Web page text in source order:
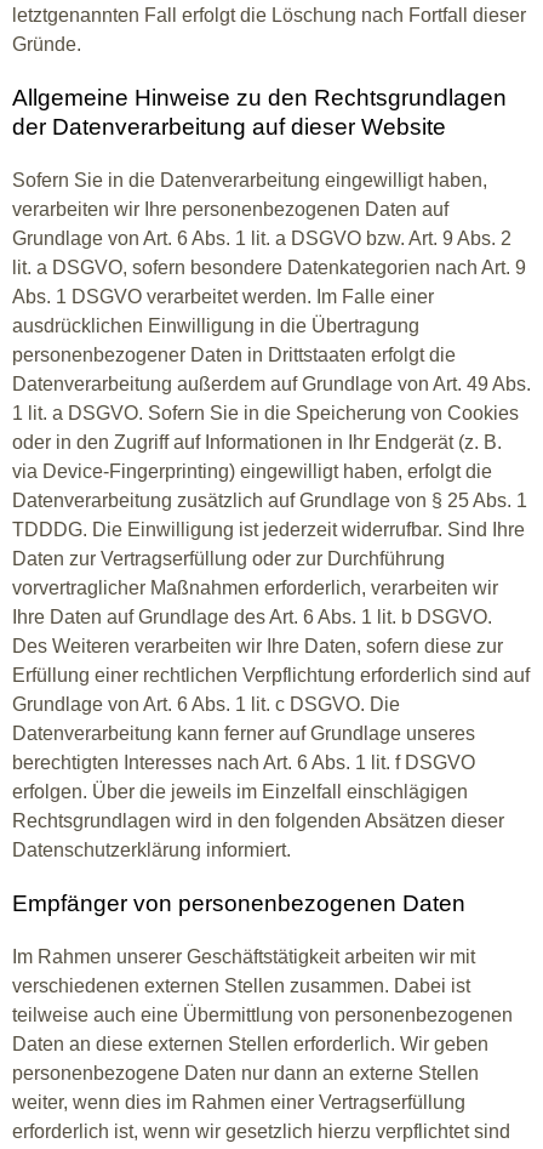
letztgenannten Fall erfolgt die Löschung nach Fortfall dieser
Gründe.
Allgemeine Hinweise zu den Rechtsgrundlagen
der Datenverarbeitung auf dieser Website
Sofern Sie in die Datenverarbeitung eingewilligt haben,
verarbeiten wir Ihre personenbezogenen Daten auf
Grundlage von Art. 6 Abs. 1 lit. a DSGVO bzw. Art. 9 Abs. 2
lit. a DSGVO, sofern besondere Datenkategorien nach Art. 9
Abs. 1 DSGVO verarbeitet werden. Im Falle einer
ausdrücklichen Einwilligung in die Übertragung
personenbezogener Daten in Drittstaaten erfolgt die
Datenverarbeitung außerdem auf Grundlage von Art. 49 Abs.
1 lit. a DSGVO. Sofern Sie in die Speicherung von Cookies
oder in den Zugriff auf Informationen in Ihr Endgerät (z. B.
via Device-Fingerprinting) eingewilligt haben, erfolgt die
Datenverarbeitung zusätzlich auf Grundlage von § 25 Abs. 1
TDDDG. Die Einwilligung ist jederzeit widerrufbar. Sind Ihre
Daten zur Vertragserfüllung oder zur Durchführung
vorvertraglicher Maßnahmen erforderlich, verarbeiten wir
Ihre Daten auf Grundlage des Art. 6 Abs. 1 lit. b DSGVO.
Des Weiteren verarbeiten wir Ihre Daten, sofern diese zur
Erfüllung einer rechtlichen Verpflichtung erforderlich sind auf
Grundlage von Art. 6 Abs. 1 lit. c DSGVO. Die
Datenverarbeitung kann ferner auf Grundlage unseres
berechtigten Interesses nach Art. 6 Abs. 1 lit. f DSGVO
erfolgen. Über die jeweils im Einzelfall einschlägigen
Rechtsgrundlagen wird in den folgenden Absätzen dieser
Datenschutzerklärung informiert.
Empfänger von personenbezogenen Daten
Im Rahmen unserer Geschäftstätigkeit arbeiten wir mit
verschiedenen externen Stellen zusammen. Dabei ist
teilweise auch eine Übermittlung von personenbezogenen
Daten an diese externen Stellen erforderlich. Wir geben
personenbezogene Daten nur dann an externe Stellen
weiter, wenn dies im Rahmen einer Vertragserfüllung
erforderlich ist, wenn wir gesetzlich hierzu verpflichtet sind